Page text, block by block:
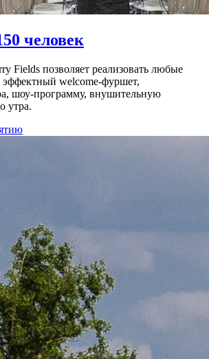
человек
Fields позволяет реализовать любые
эффектный welcome-фуршет,
шоу-программу, внушительную
утра.